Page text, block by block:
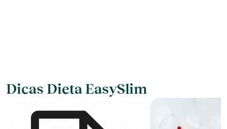
Dicas Dieta EasySlim